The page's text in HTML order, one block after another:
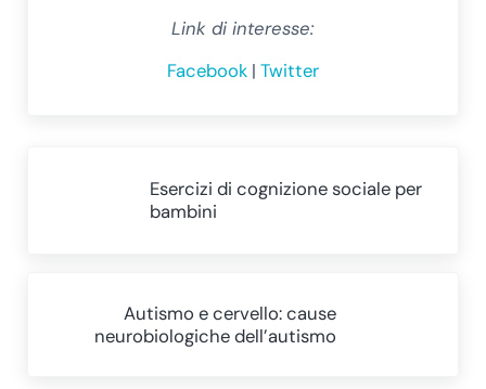
Link di interesse:
Facebook| Twitter
Esercizi di cognizione sociale per
bambini
Autismo e cervello: cause
neurobiologiche dell’autismo